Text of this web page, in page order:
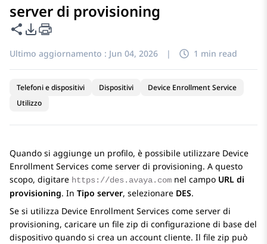
server di provisioning
Condividi questa pagina
Opzioni di esportazione PDF
Ultimo aggiornamento : Jun 04, 2026 | 1 min read
Telefoni e dispositivi Dispositivi
Device Enrollment Service
Utilizzo
Quando si aggiunge un profilo, è possibile utilizzare Device
Enrollment Services come server di provisioning. A questo
scopo, digitare https://des.avaya.com nel campo URL di
provisioning. In Tipo server, selezionare DES.
Se si utilizza Device Enrollment Services come server di
provisioning, caricare un file zip di configurazione di base del
dispositivo quando si crea un account cliente. Il file zip può